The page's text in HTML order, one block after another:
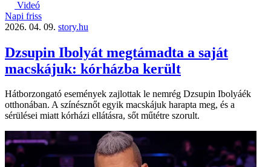
Videó
Napi friss
2026. 04. 09. story.hu
Dzsupin Ibolyát megtámadta a saját
macskájuk: kórházba került
Hátborzongató események zajlottak le nemrég Dzsupin Ibolyáék
otthonában. A színésznőt egyik macskájuk harapta meg, és a
sérülései miatt kórházi ellátásra, sőt műtétre szorult.